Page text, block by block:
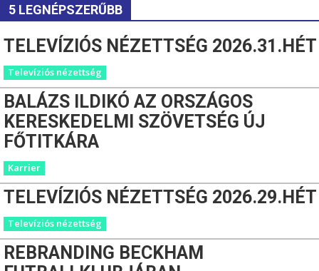
5 LEGNÉPSZERŰBB
TELEVÍZIÓS NÉZETTSÉG 2026.31.HÉT
Televíziós nézettség
BALÁZS ILDIKÓ AZ ORSZÁGOS
KERESKEDELMI SZÖVETSÉG ÚJ
FŐTITKÁRA
Karrier
TELEVÍZIÓS NÉZETTSÉG 2026.29.HÉT
Televíziós nézettség
REBRANDING BECKHAM